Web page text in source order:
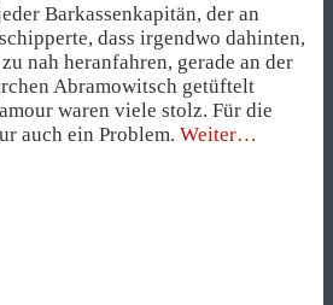
Barkassenkapitän, der an
dass irgendwo dahinten,
nah heranfahren, gerade an der
Abramowitsch getüftelt
waren viele stolz. Für die
auch ein Problem. Weiter„Tut